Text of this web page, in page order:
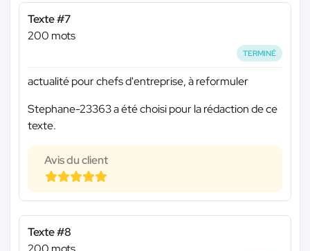
Texte #7
200 mots
TERMINÉ
actualité pour chefs d'entreprise, à reformuler
Stephane-23363 a été choisi pour la rédaction de ce
texte.
Avis du client
Texte #8